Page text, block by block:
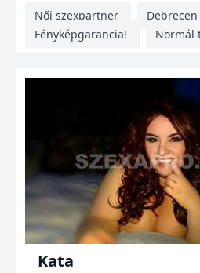
Női szexpartner Debrecen
Fényképgarancia!
Normál
Kata